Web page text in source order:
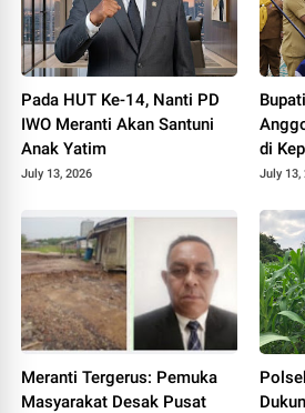
Pada HUT Ke-14, Nanti PD
IWO Meranti Akan Santuni
Anak Yatim
July 13, 2026
di
July 13,
Meranti Tergerus: Pemuka
Masyarakat Desak Pusat